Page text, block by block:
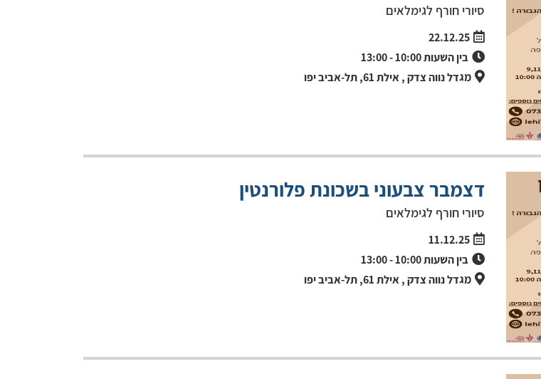
סיורי חורף לגימלאים
22.12.25
בין השעות10:00
-
13:00
מגדל נווה צדק , אילת 61, תל-אביב יפו
דצמבר צבעוני בשכונת פלורנטין
סיורי חורף לגימלאים
11.12.25
בין השעות10:00
-
13:00
מגדל נווה צדק , אילת 61, תל-אביב יפו